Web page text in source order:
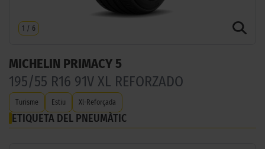
1 / 6
MICHELIN PRIMACY 5
195/55 R16 91V XL REFORZADO
Turisme Estiu Xl-Reforçada
ETIQUETA DEL PNEUMÀTIC